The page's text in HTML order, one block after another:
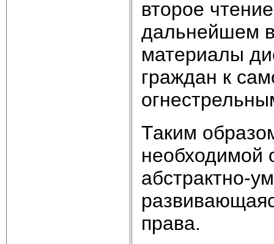
второе
дальнейшем в
материалы
граждан к
Таким
необходимой
абстрактно-
права.